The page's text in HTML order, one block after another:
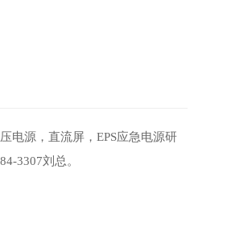
电源，直流屏，EPS应急电源研
3307刘总。